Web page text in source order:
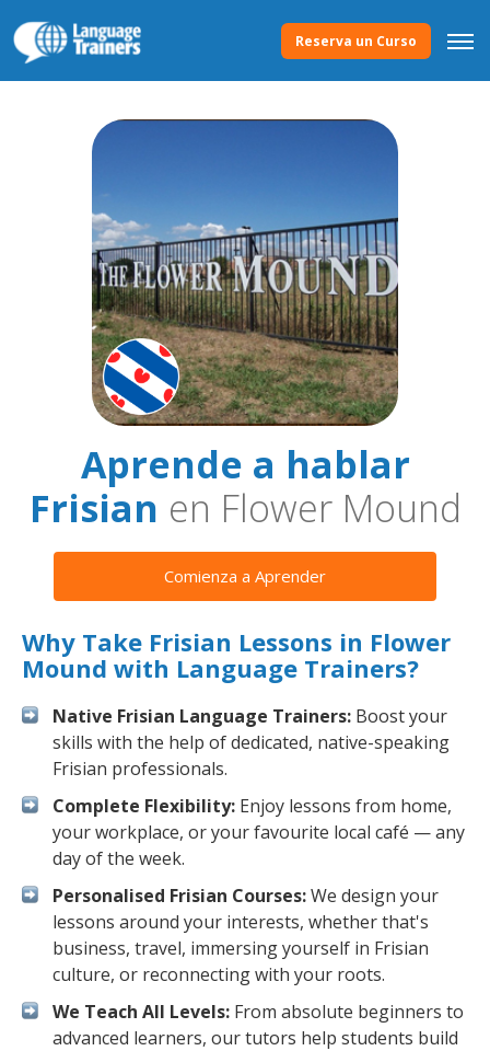
Reserva un Curso
Aprende a hablar
Frisian en Flower Mound
Comienza a Aprender
Why Take Frisian Lessons in Flower
Mound with Language Trainers?
Native Frisian Language Trainers: Boost your
skills with the help of dedicated, native-speaking
Frisian professionals.
Complete Flexibility: Enjoy lessons from home,
your workplace, or your favourite local café — any
day of the week.
Personalised Frisian Courses:We design your
lessons around your interests, whether that's
business, travel, immersing yourself in Frisian
culture, or reconnecting with your roots.
We Teach All Levels: From absolute beginners to
advanced learners, our tutors help students build